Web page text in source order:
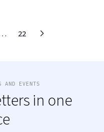
22
AND EVENTS
in one